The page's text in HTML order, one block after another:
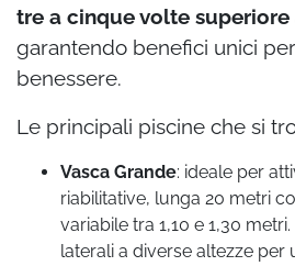
tre a cinque volte
garantendo benefici unici
benessere.
Le principali piscine che si
Vasca Grande: ideale per
riabilitative, lunga 20 metri
variabile tra 1,10 e 1,30
laterali a diverse altezze per